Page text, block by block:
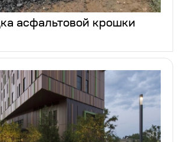
асфальтовой крошки